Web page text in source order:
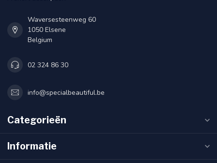
Waversesteenweg 60
1050 Elsene
Belgium
02 324 86 30
info@specialbeautiful.be
Categorieën
Informatie